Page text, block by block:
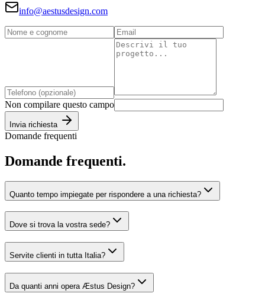
info@aestusdesign.com
Non compilare questo campo
Invia richiesta
Domande frequenti
Domande frequenti.
Quanto tempo impiegate per rispondere a una richiesta?
Dove si trova la vostra sede?
Servite clienti in tutta Italia?
Da quanti anni opera Æstus Design?